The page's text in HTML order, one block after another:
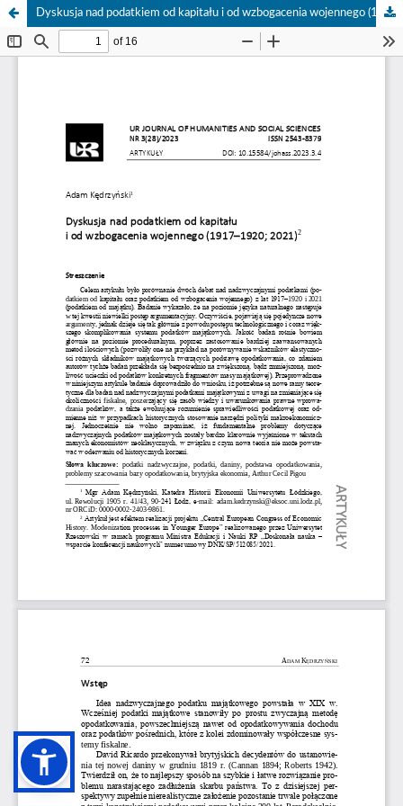
Dyskusja nad podatkiem od kapitału i od wzbogacenia wojennego (1917–1920; 2021)